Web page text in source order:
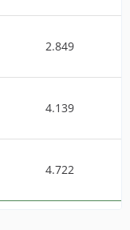
2.849
4.139
4.722